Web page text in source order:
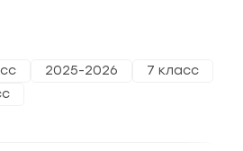
2025-2026
7 класс